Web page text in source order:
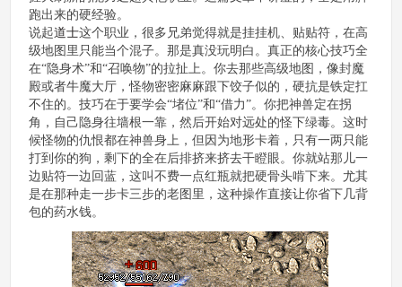
跑出来的硬经验。
说起道士这个职业，很多兄弟觉得就是挂挂机、贴贴符，在高
级地图里只能当个混子。那是真没玩明白。真正的核心技巧全
在“隐身术”和“召唤物”的拉扯上。你去那些高级地图，像封魔
殿或者牛魔大厅，怪物密密麻麻跟下饺子似的，硬抗是铁定扛
不住的。技巧在于要学会“堵位”和“借力”。你把神兽定在拐
角，自己隐身往墙根一靠，然后开始对远处的怪下绿毒。这时
候怪物的仇恨都在神兽身上，但因为地形卡着，只有一两只能
打到你的狗，剩下的全在后排挤来挤去干瞪眼。你就站那儿一
边贴符一边回蓝，这叫不费一点红瓶就把硬骨头啃下来。尤其
是在那种走一步卡三步的老图里，这种操作直接让你省下几背
包的药水钱。